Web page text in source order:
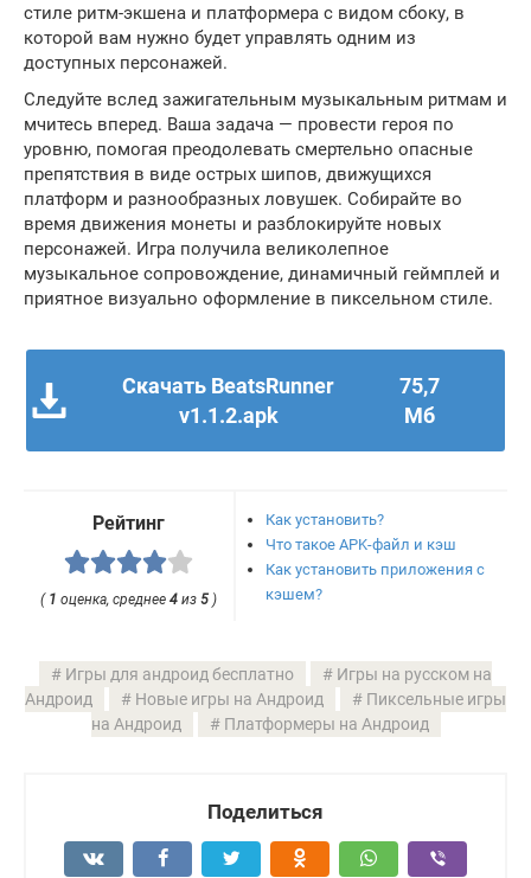
стиле ритм-экшена и платформера с видом сбоку, в
которой вам нужно будет управлять одним из
доступных персонажей.
Следуйте вслед зажигательным музыкальным ритмам и
мчитесь вперед. Ваша задача — провести героя по
уровню, помогая преодолевать смертельно опасные
препятствия в виде острых шипов, движущихся
платформ и разнообразных ловушек. Собирайте во
время движения монеты и разблокируйте новых
персонажей. Игра получила великолепное
музыкальное сопровождение, динамичный геймплей и
приятное визуально оформление в пиксельном стиле.
Скачать BeatsRunner
v1.1.2.apk
75,7
Мб
Рейтинг
( 1 оценка, среднее4 из5 )
Как установить?
Что такое APK-файл и кэш
Как установить приложения с
кэшем?
Игры для андроид бесплатно
Игры на русском на
Андроид
Новые игры на Андроид
Пиксельные игры
на Андроид
Платформеры на Андроид
Поделиться